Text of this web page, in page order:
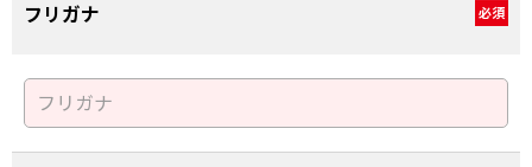
フリガナ 必須